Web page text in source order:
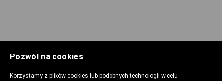
Pozwól na cookies
Korzystamy z plików cookies lub podobnych technologii w celu